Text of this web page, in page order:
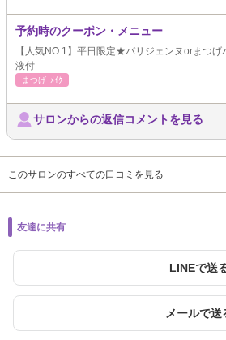
予約時のクーポン・メニュー
【人気NO.1】平日限定★パリジェンヌorまつ
液付
まつげ･ﾒｲｸ
サロンからの返信コメントを見る
このサロンのすべての口コミを見る
友達に共有
LINEで送
メールで送